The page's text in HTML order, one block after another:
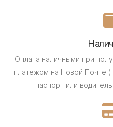
Оплата наличными при
платежом на Новой Почте
паспорт или